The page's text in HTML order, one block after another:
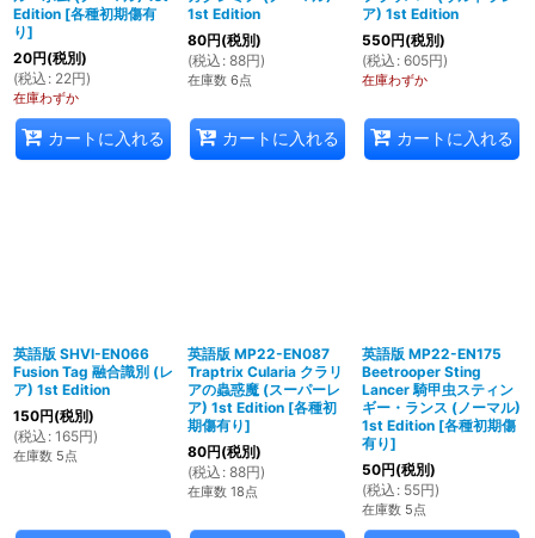
Edition [各種初期傷有
り]
20円(税別)
(税込 : 22円)
在庫わずか
カートに入れる
1st Edition
80円(税別)
(税込 : 88円)
在庫数 6点
カートに入れる
ア) 1st Edition
550円(税別)
(税込 : 605円)
在庫わずか
カートに入れる
英語版 SHVI-EN066
Fusion Tag 融合識別 (レ
ア) 1st Edition
150円(税別)
(税込 : 165円)
在庫数 5点
英語版 MP22-EN087
Traptrix Cularia クラリ
アの蟲惑魔 (スーパーレ
ア) 1st Edition [各種初
期傷有り]
80円(税別)
(税込 : 88円)
在庫数 18点
英語版 MP22-EN175
Beetrooper Sting
Lancer 騎甲虫スティン
ギー・ランス (ノーマル)
1st Edition [各種初期傷
有り]
50円(税別)
(税込 : 55円)
在庫数 5点